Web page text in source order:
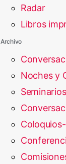
Radar
Libros
Archivo
Noches y